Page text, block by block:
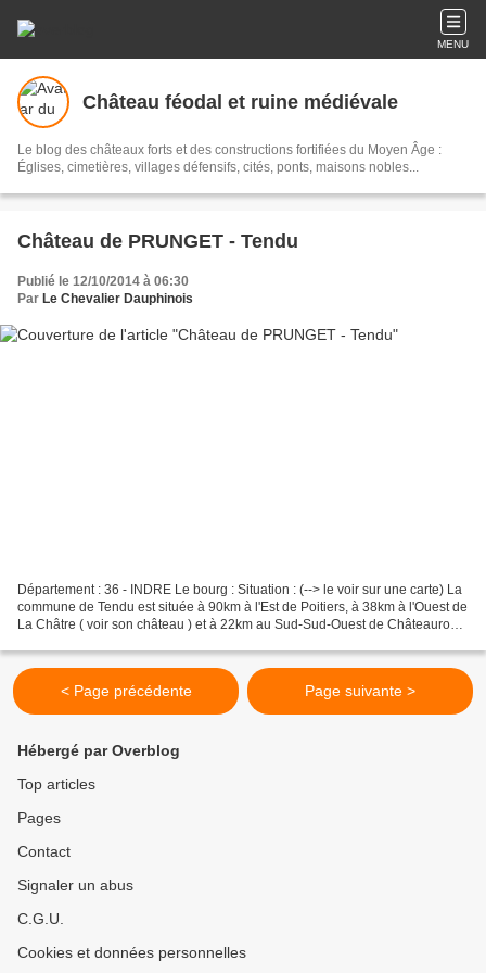
MENU
Château féodal et ruine médiévale
Le blog des châteaux forts et des constructions fortifiées du Moyen Âge :
Églises, cimetières, villages défensifs, cités, ponts, maisons nobles...
Château de PRUNGET - Tendu
Publié le 12/10/2014 à 06:30
Par Le Chevalier Dauphinois
Département : 36 - INDRE Le bourg : Situation : (--> le voir sur une carte) La
commune de Tendu est située à 90km à l'Est de Poitiers, à 38km à l'Ouest de
La Châtre ( voir son château ) et à 22km au Sud-Sud-Ouest de Châteauroux.
< Page précédente Page suivante >
Hébergé par Overblog
Top articles
Pages
Contact
Signaler un abus
C.G.U.
Cookies et données personnelles